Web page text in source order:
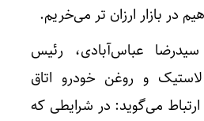
در بازار ارزان تر می‌خریم.
عباس‌آبادی، رئیس
و روغن خودرو اتاق
می‌گوید: در شرایطی که